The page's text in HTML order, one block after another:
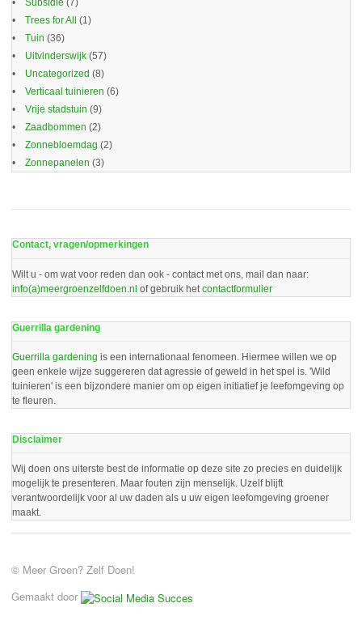
Subsidie (7)
Trees for All
(1)
Tuin (36)
Uitvinderswijk (57)
Uncategorized (8)
Verticaal tuinieren (6)
Vrije stadstuin (9)
Zaadbommen (2)
Zonnebloemdag (2)
Zonnepanelen (3)
Contact, vragen/opmerkingen
Wilt u - om wat voor reden dan ook - contact met ons, mail dan naar:
info(a)meergroenzelfdoen.nl of gebruik het contactformulier
Guerrilla gardening
Guerrilla gardening is een internationaal fenomeen. Hiermee willen we op
geen enkele wijze suggereren dat agressie of geweld in het spel is. 'Wild
tuinieren' is een bijzondere manier om op eigen initiatief je leefomgeving op
te fleuren.
Disclaimer
Wij doen ons uiterste best de informatie op deze site zo precies en duidelijk
mogelijk te presenteren. Maar fouten zijn menselijk. Uzelf blijft
verantwoordelijk voor al uw daden als u uw eigen leefomgeving groener
maakt.
© Meer Groen? Zelf Doen!
Gemaakt door